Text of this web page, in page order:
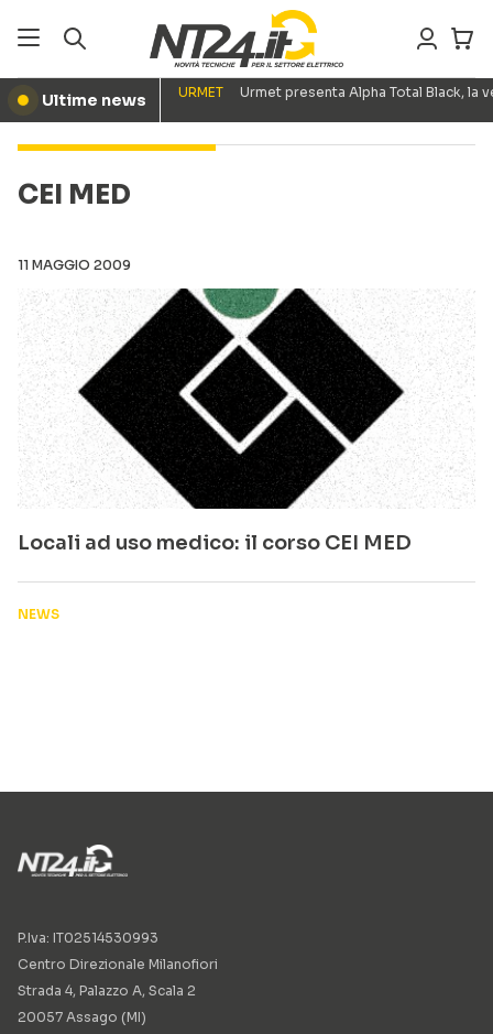
● Ultime news URMET Urmet presenta Alpha Total Black,
CEI MED
11 MAGGIO 2009
Locali ad uso medico: il corso CEI MED
NEWS
P.Iva: IT02514530993
Centro Direzionale Milanofiori
Strada 4, Palazzo A, Scala 2
20057 Assago (MI)